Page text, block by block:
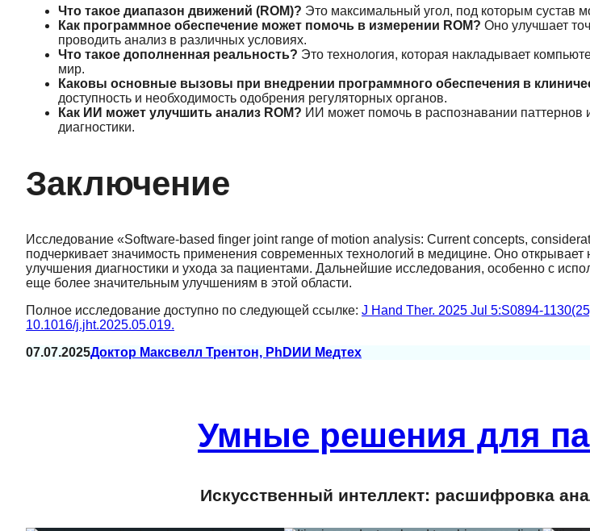
Что такое диапазон движений (ROM)? Это максимальный угол, под которым сустав
Как программное обеспечение может помочь в измерении ROM? Оно улучшает
проводить анализ в различных условиях.
Что такое дополненная реальность? Это технология, которая накладывает
мир.
Каковы основные вызовы при внедрении программного обеспечения в
доступность и необходимость одобрения регуляторных органов.
Как ИИ может улучшить анализ ROM? ИИ может помочь в распознавании паттернов
диагностики.
Заключение
Исследование «Software-based finger joint range of motion analysis: Current concepts,
подчеркивает значимость применения современных технологий в медицине. Оно
улучшения диагностики и ухода за пациентами. Дальнейшие исследования, особенно с
еще более значительным улучшениям в этой области.
Полное исследование доступно по следующей ссылке: J Hand Ther. 2025 Jul 5:S0894-
10.1016/j.jht.2025.05.019.
07.07.2025Доктор Максвелл Трентон, PhD ИИ Медтех
Умные решения для
Искусственный интеллект: расшифровка